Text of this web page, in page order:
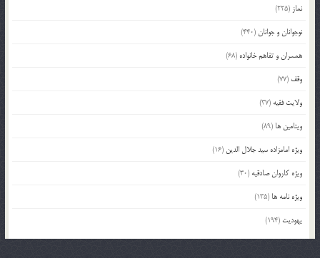
نماز (225)
نوجوانان و جوانان(440)
همسران و تفاهم خانواده (68)
وقف (77)
ولایت فقیه (37)
ویتامین ها (89)
ویژه امامزاده سید جلال الدین (16)
ویژه کاروان صادقیه (30)
ویژه نامه ها (135)
یهودیت (194)